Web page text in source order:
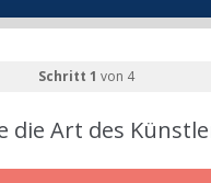
Schritt 1 von 4
die Art des